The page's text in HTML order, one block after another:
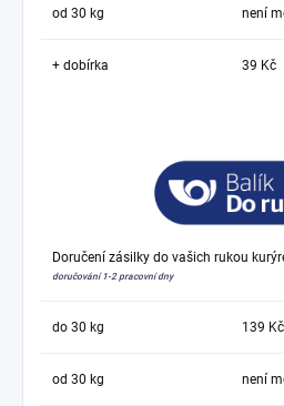
od 30 kg není
+ dobírka 39 Kč
Doručení zásilky do vašich rukou
doručování 1-2 pracovní dny
do 30 kg 139 Kč
od 30 kg není